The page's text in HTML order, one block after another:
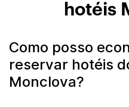
hotéis
Como posso
reservar hotéis
Monclova?